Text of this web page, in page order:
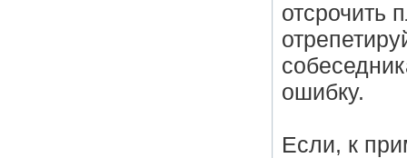
отсрочить
ошибку.
Если, к